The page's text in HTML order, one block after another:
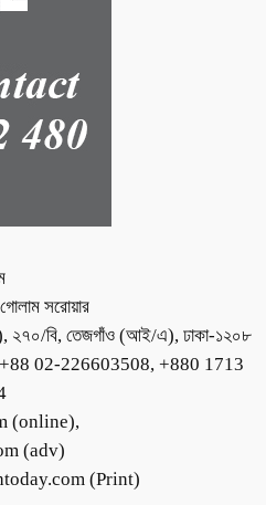
সরোয়ার
২৭০/বি, তেজগাঁও (আই/এ), ঢাকা-১২০৮
02-226603508, +880 1713
(online),
(adv)
(Print)